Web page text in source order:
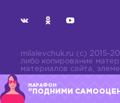
milalevchuk.ru (с) 2015-
либо копирование
материалов сайта,
допускается лишь с
только со ссылкой на
milalevchuk.ru
МАРАФОН
"ПОДНИМИ